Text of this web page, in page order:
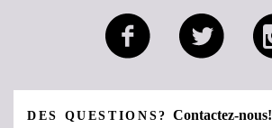
DES QUESTIONS?Contactez-nous!